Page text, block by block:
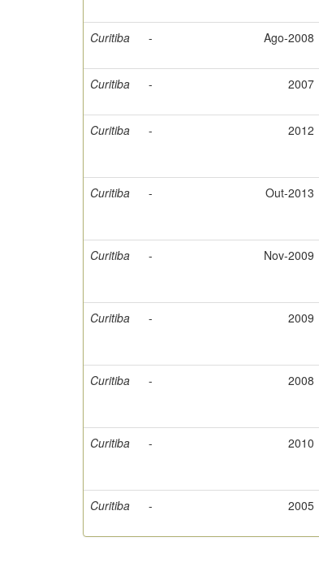
Curitiba
- Ago-2008
Curitiba - 2007
Curitiba
- 2012
Curitiba
- Out-2013
Curitiba
- Nov-2009
Curitiba
- 2009
Curitiba - 2008
Curitiba - 2010
Curitiba - 2005